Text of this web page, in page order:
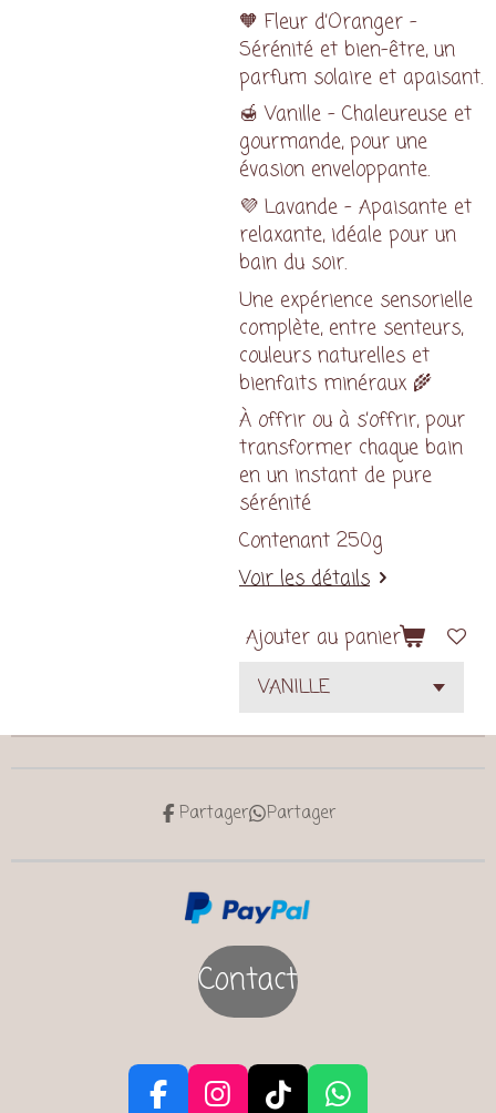
🧡 Fleur d’Oranger –
Sérénité et bien-être, un
parfum solaire et apaisant.
🍯 Vanille – Chaleureuse et
gourmande, pour une
évasion enveloppante.
💜 Lavande – Apaisante et
relaxante, idéale pour un
bain du soir.
Une expérience sensorielle
complète, entre senteurs,
couleurs naturelles et
bienfaits minéraux 🌾
À offrir ou à s’offrir, pour
transformer chaque bain
en un instant de pure
sérénité
Contenant 250g
Voir les détails
Ajouter au panier
Partager Partager
Contact